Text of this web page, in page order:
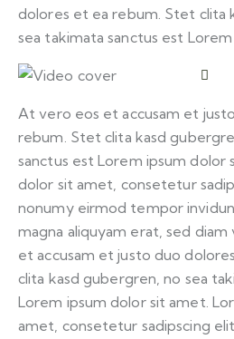
dolores et ea rebum. Stet clita
sea takimata sanctus est
At vero eos et accusam et
rebum. Stet clita kasd
sanctus est Lorem ipsum dolor
dolor sit amet, consetetur
nonumy eirmod tempor
magna aliquyam erat, sed
et accusam et justo duo
clita kasd gubergren, no sea
Lorem ipsum dolor sit amet.
amet, consetetur sadipscing